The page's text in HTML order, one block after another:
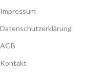
Impressum
Datenschutzerklärung
AGB
Kontakt